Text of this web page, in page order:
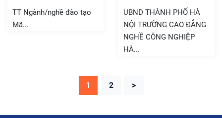
TT Ngành/nghề đào tạo
Mã...
UBND THÀNH PHỐ HÀ
NỘI TRƯỜNG CAO ĐẲNG
NGHỀ CÔNG NGHIỆP
HÀ...
1 2 >